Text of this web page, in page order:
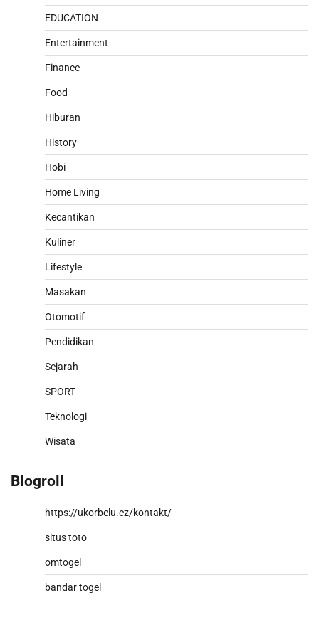
EDUCATION
Entertainment
Finance
Food
Hiburan
History
Hobi
Home Living
Kecantikan
Kuliner
Lifestyle
Masakan
Otomotif
Pendidikan
Sejarah
SPORT
Teknologi
Wisata
Blogroll
https://ukorbelu.cz/kontakt/
situs toto
omtogel
bandar togel